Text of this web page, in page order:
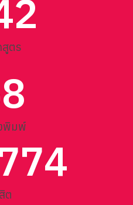
ตร
พิมพ์
ต